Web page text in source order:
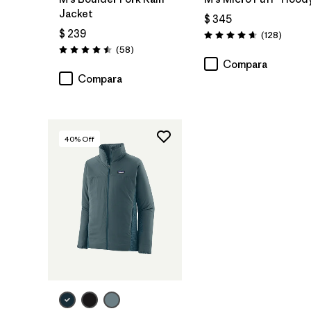
Jacket
$ 239
Valoración: 4.5 / 5
(58Comentarios
)
Compara
$ 345
Valoración: 4.6 / 5
(128)
Compara
40% Off